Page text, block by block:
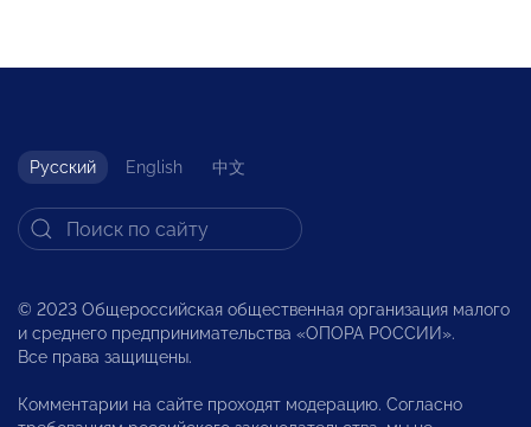
Русский English 中文
© 2023 Общероссийская общественная организация малого
и среднего предпринимательства «ОПОРА РОССИИ».
Все права защищены.
Комментарии на сайте проходят модерацию. Согласно